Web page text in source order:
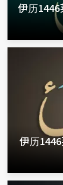
伊历
伊历